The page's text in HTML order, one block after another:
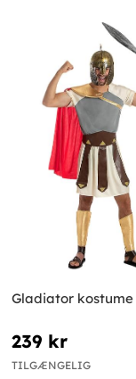
Gladiator
239 kr
TILGÆNGELIG